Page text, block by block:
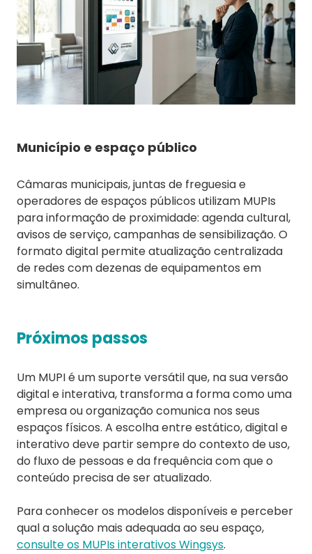
Município e espaço público
Câmaras municipais, juntas de freguesia e
operadores de espaços públicos utilizam MUPIs
para informação de proximidade: agenda cultural,
avisos de serviço, campanhas de sensibilização. O
formato digital permite atualização centralizada
de redes com dezenas de equipamentos em
simultâneo.
Próximos passos
Um MUPI é um suporte versátil que, na sua versão
digital e interativa, transforma a forma como uma
empresa ou organização comunica nos seus
espaços físicos. A escolha entre estático, digital e
interativo deve partir sempre do contexto de uso,
do fluxo de pessoas e da frequência com que o
conteúdo precisa de ser atualizado.
Para conhecer os modelos disponíveis e perceber
qual a solução mais adequada ao seu espaço,
consulte os MUPIs interativos Wingsys.